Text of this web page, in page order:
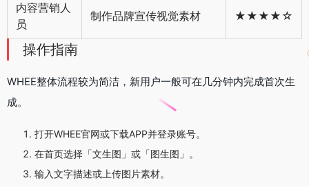
内容营销人
员
制作品牌宣传视觉素材 ★★★★☆
操作指南
WHEE整体流程较为简洁，新用户一般可在几分钟内完成首次生
成。
打开WHEE官网或下载APP并登录账号。
在首页选择「文生图」或「图生图」。
输入文字描述或上传图片素材。